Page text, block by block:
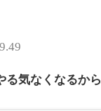
気なくなるから